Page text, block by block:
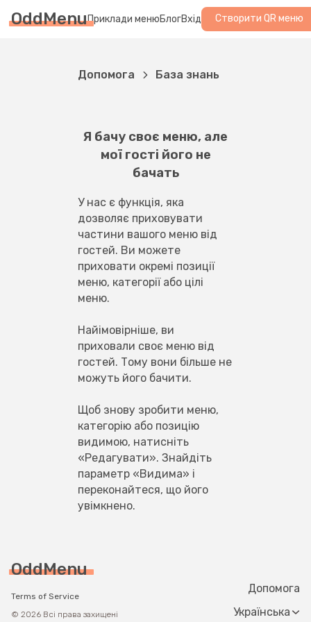
OddMenuПриклади менюБлогВхід Створити QR меню
Допомога База знань
Я бачу своє меню, але
мої гості його не
бачать
У нас є функція, яка
дозволяє приховувати
частини вашого меню від
гостей. Ви можете
приховати окремі позиції
меню, категорії або цілі
меню.
Найімовірніше, ви
приховали своє меню від
гостей. Тому вони більше не
можуть його бачити.
Щоб знову зробити меню,
категорію або позицію
видимою, натисніть
«Редагувати». Знайдіть
параметр «Видима» і
переконайтеся, що його
увімкнено.
OddMenu
Terms of Service
© 2026 Всі права захищені
Допомога
Change